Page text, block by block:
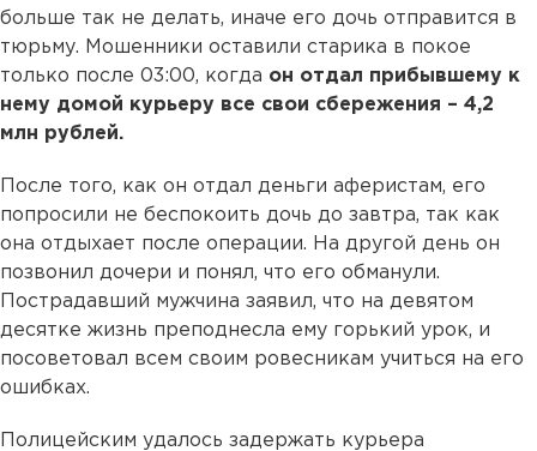
больше так не делать, иначе его дочь отправится в
тюрьму. Мошенники оставили старика в покое
только после 03:00, когда он отдал прибывшему к
нему домой курьеру все свои сбережения – 4,2
млн рублей.
После того, как он отдал деньги аферистам, его
попросили не беспокоить дочь до завтра, так как
она отдыхает после операции. На другой день он
позвонил дочери и понял, что его обманули.
Пострадавший мужчина заявил, что на девятом
десятке жизнь преподнесла ему горький урок, и
посоветовал всем своим ровесникам учиться на его
ошибках.
Полицейским удалось задержать курьера